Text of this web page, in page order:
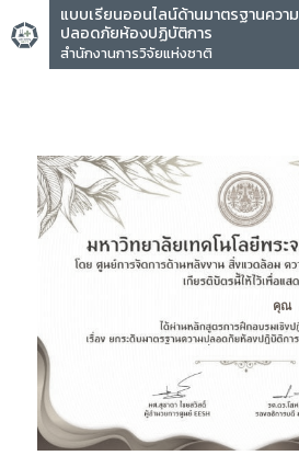
แบบเรียนออนไลน์ด้านมาตรฐานความ
ปลอดภัยห้องปฏิบัติการ
สำนักงานการวิจัยแห่งชาติ
คุณ